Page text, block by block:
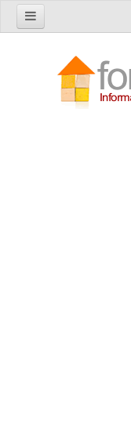
Nuevo tema